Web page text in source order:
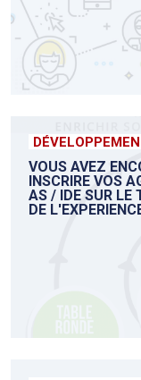
VOUS AVEZ
INSCRIRE VOS
AS / IDE SUR LE
DE